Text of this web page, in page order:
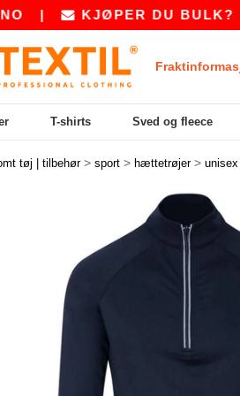
KJØPER DU BULK? BE
T-shirts Sved og fleece
tøj | tilbehør > sport > hættetrøjer > unisex